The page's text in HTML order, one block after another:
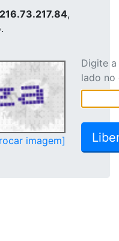
216.73.217.84,
imagem]
Digite
lado no